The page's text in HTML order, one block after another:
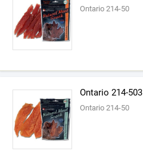
Ontario 214-50
Ontario 214-503
Ontario 214-50